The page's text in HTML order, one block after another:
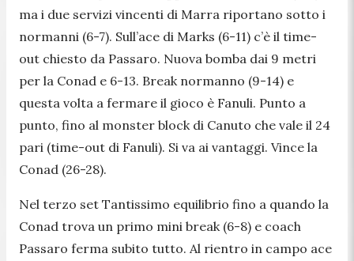
ma i due servizi vincenti di Marra riportano sotto i
normanni (6-7). Sull’ace di Marks (6-11) c’è il time-
out chiesto da Passaro. Nuova bomba dai 9 metri
per la Conad e 6-13. Break normanno (9-14) e
questa volta a fermare il gioco è Fanuli. Punto a
punto, fino al monster block di Canuto che vale il 24
pari (time-out di Fanuli). Si va ai vantaggi. Vince la
Conad (26-28).
Nel terzo set Tantissimo equilibrio fino a quando la
Conad trova un primo mini break (6-8) e coach
Passaro ferma subito tutto. Al rientro in campo ace